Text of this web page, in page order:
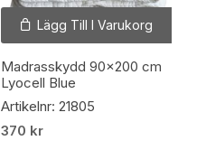
Lägg Till I Varukorg
Madrasskydd 90×200 cm
Lyocell Blue
Artikelnr: 21805
370 kr